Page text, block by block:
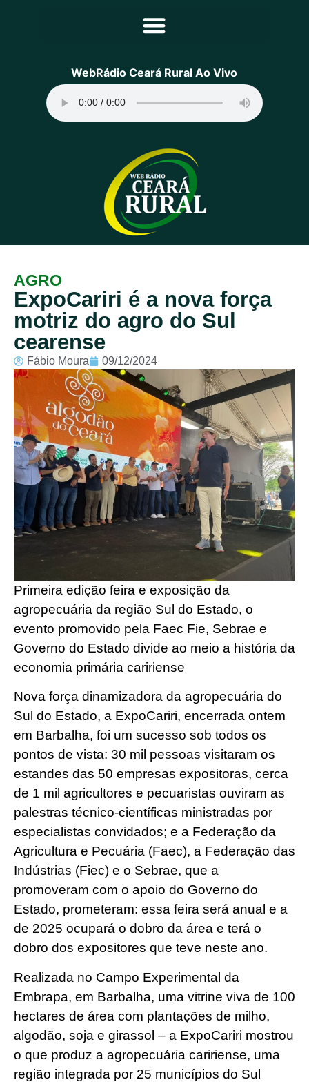
Principal
Programação
Equipe
Contato
Sobre
WebRádio Ceará Rural Ao Vivo
AGRO
ExpoCariri é a nova força
motriz do agro do Sul
cearense
Fábio Moura 09/12/2024
Primeira edição feira e exposição da
agropecuária da região Sul do Estado, o
evento promovido pela Faec Fie, Sebrae e
Governo do Estado divide ao meio a história da
economia primária caririense
Nova força dinamizadora da agropecuária do
Sul do Estado, a ExpoCariri, encerrada ontem
em Barbalha, foi um sucesso sob todos os
pontos de vista: 30 mil pessoas visitaram os
estandes das 50 empresas expositoras, cerca
de 1 mil agricultores e pecuaristas ouviram as
palestras técnico-científicas ministradas por
especialistas convidados; e a Federação da
Agricultura e Pecuária (Faec), a Federação das
Indústrias (Fiec) e o Sebrae, que a
promoveram com o apoio do Governo do
Estado, prometeram: essa feira será anual e a
de 2025 ocupará o dobro da área e terá o
dobro dos expositores que teve neste ano.
Realizada no Campo Experimental da
Embrapa, em Barbalha, uma vitrine viva de 100
hectares de área com plantações de milho,
algodão, soja e girassol – a ExpoCariri mostrou
o que produz a agropecuária caririense, uma
região integrada por 25 municípios do Sul